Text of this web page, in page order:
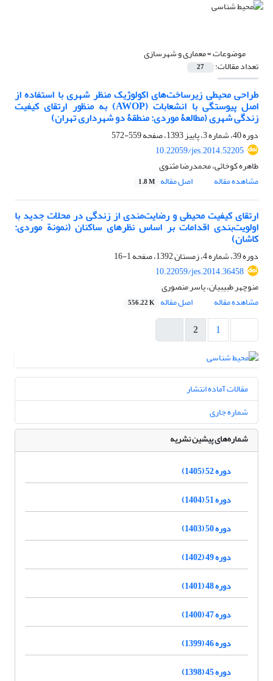
موضوعات =معماری و شهرسازی
تعداد مقالات: 27
طراحی محیطی زیرساخت‌های اکولوژیک منظر شهری با استفاده از
اصل پیوستگی با انشعابات (AWOP) به منظور ارتقای کیفیت
زندگی شهری (مطالعۀ موردی: منطقۀ دو شهرداری تهران)
دوره 40، شماره 3، پاییز 1393، صفحه
559-572
10.22059/jes.2014.52205
طاهره کوخائی، محمدرضا مثنوی
مشاهده مقاله
اصل مقاله 1.8 M
ارتقای کیفیت محیطی و رضایت‌مندی از زندگی در محلات جدید با
اولویت‌بندی اقدامات بر اساس نظرهای ساکنان (نمونة موردی:
کاشان)
دوره 39، شماره 4، زمستان 1392، صفحه
1-16
10.22059/jes.2014.36458
منوچهر طبیبیان، یاسر منصوری
مشاهده مقاله
اصل مقاله 556.22 K
1
2
مقالات آماده انتشار
شماره جاری
شماره‌های پیشین نشریه
دوره 52 (1405)
دوره 51 (1404)
دوره 50 (1403)
دوره 49 (1402)
دوره 48 (1401)
دوره 47 (1400)
دوره 46 (1399)
دوره 45 (1398)